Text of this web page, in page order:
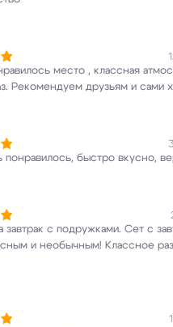
место , классная
Рекомендуем друзьям и сами
понравилось, быстро вкусно,
завтрак с подружками. Сет с
и необычным! Классное